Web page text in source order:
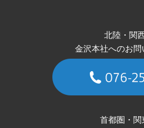
北陸・関
金沢本社へのお問
首都圏・関